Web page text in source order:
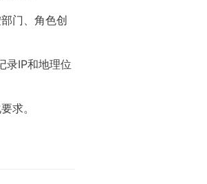
门、角色创
录IP和地理位
求。